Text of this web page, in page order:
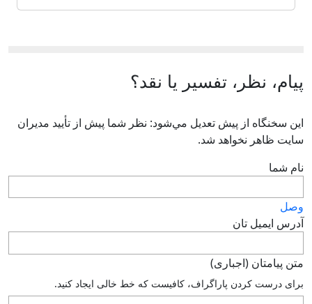
پیام، نظر، تفسیر یا نقد؟
اين سخنگاه از پيش تعديل مي‌شود: نظر شما پيش از تأييد مديران
سايت ظاهر نخواهد شد.
نام شما
وصل
آدرس ايميل تان
متن پيامتان (اجباری)
براى درست كردن پاراگراف، كافيست كه خط خالى ايجاد كنيد.